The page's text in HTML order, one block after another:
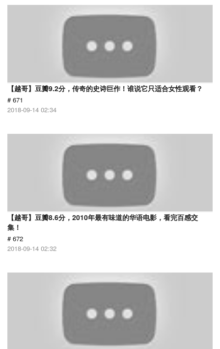
【越哥】豆瓣9.2分，传奇的史诗巨作！谁说它只适合女性观看？
# 671
2018-09-14 02:34
【越哥】豆瓣8.6分，2010年最有味道的华语电影，看完百感交
集！
# 672
2018-09-14 02:32